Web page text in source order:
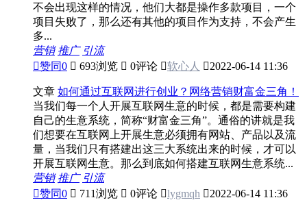
不会出现这样的情况，他们大都是操作多款项目，一个
项目失败了，那么还有其他的项目作为支持，不会产生
多...
营销 推广 引流
赞同0  693浏览  0评论 软心人 2022-06-14 11:36
文章 如何通过互联网进行创业？网络营销财富金三角！
当我们每一个人开展互联网生意的时候，都是需要构建
自己的生意系统，简称“财富金三角”。通俗的讲就是我
们想要在互联网上开展生意必须拥有网站、产品以及流
量，当我们只有搭建出这三大系统出来的时候，才可以
开展互联网生意。那么到底如何搭建互联网生意系统...
营销 推广 引流
赞同0  711浏览  0评论 lygmqh 2022-06-14 11:36